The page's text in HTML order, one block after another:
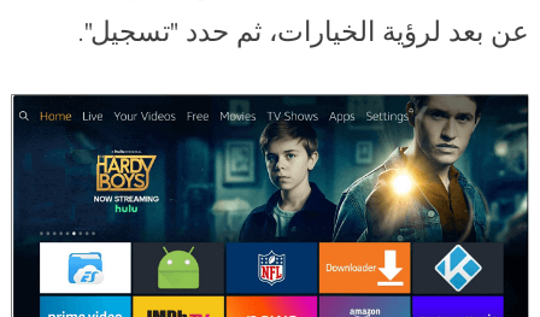
عن بعد لرؤية الخيارات، ثم حدد "تسجيل".